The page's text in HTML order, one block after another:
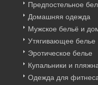
Предпостельное
Домашняя одежда
Мужское бельё и
Утягивающее белье
Эротическое белье
Купальники и
Одежда для